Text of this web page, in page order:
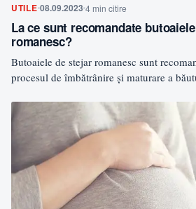
UTILE 08.09.2023 4 min citire
La ce sunt recomandate
romanesc?
Butoaiele de stejar romanesc sunt
procesul de îmbătrânire și maturare a